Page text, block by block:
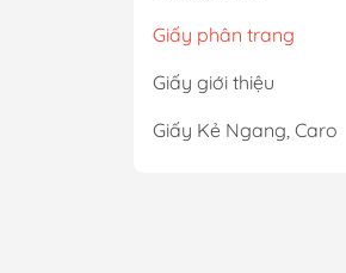
Giấy phân trang
Giấy giới thiệu
Giấy Kẻ Ngang, Caro